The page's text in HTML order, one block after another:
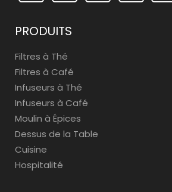
PRODUITS
Filtres à Thé
Filtres à Café
Infuseurs à Thé
Infuseurs à Café
Moulin à Épices
Dessus de la Table
Cuisine
Hospitalité